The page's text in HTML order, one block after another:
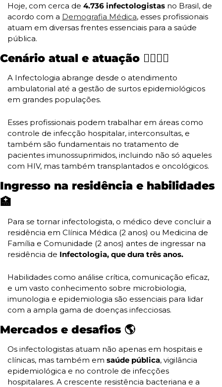
Hoje, com cerca de 4.736 infectologistas no Brasil, de
acordo com a Demografia Médica, esses profissionais
atuam em diversas frentes essenciais para a saúde
pública.
Cenário atual e atuação 👨‍⚕️👩‍⚕️
A Infectologia abrange desde o atendimento
ambulatorial até a gestão de surtos epidemiológicos
em grandes populações.
Esses profissionais podem trabalhar em áreas como
controle de infecção hospitalar, interconsultas, e
também são fundamentais no tratamento de
pacientes imunossuprimidos, incluindo não só aqueles
com HIV, mas também transplantados e oncológicos.
🏥
Para se tornar infectologista, o médico deve concluir a
residência em Clínica Médica (2 anos) ou Medicina de
Família e Comunidade (2 anos) antes de ingressar na
residência de Infectologia, que dura três anos.
Habilidades como análise crítica, comunicação eficaz,
e um vasto conhecimento sobre microbiologia,
imunologia e epidemiologia são essenciais para lidar
com a ampla gama de doenças infecciosas.
Mercados e desafios 🌎
Os infectologistas atuam não apenas em hospitais e
clínicas, mas também em saúde pública, vigilância
epidemiológica e no controle de infecções
hospitalares. A crescente resistência bacteriana e a